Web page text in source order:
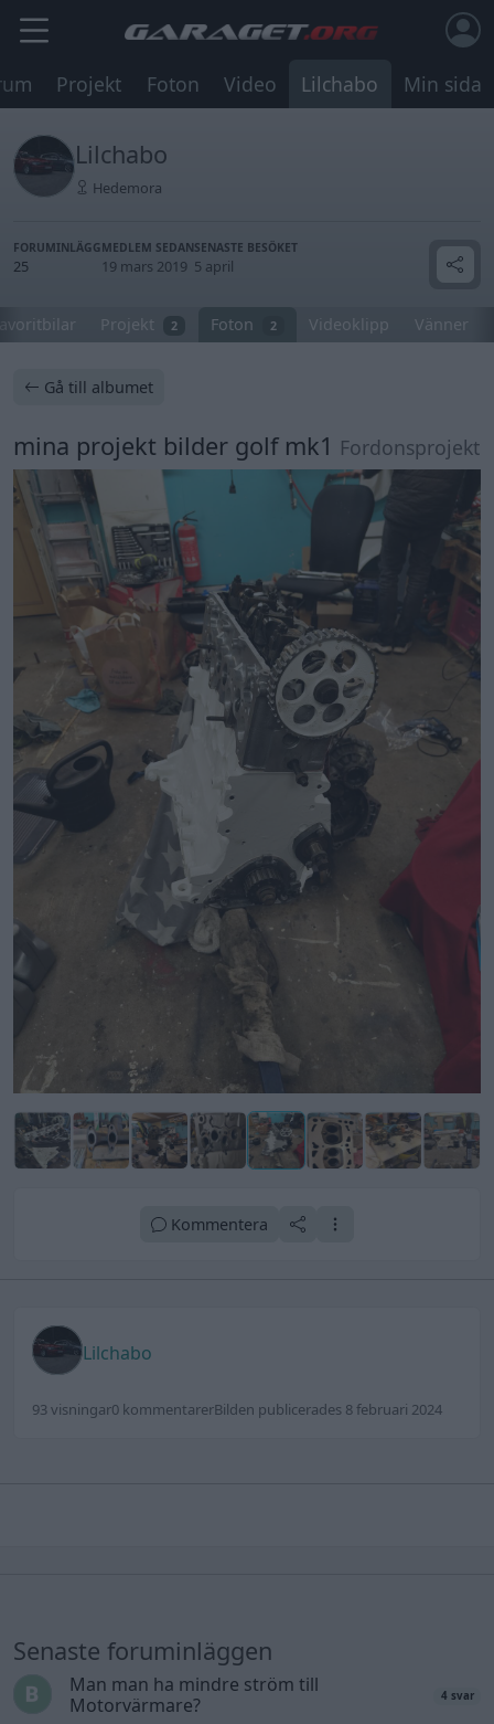
Projekt Foton Video Lilchabo Min sida
Lilchabo
Hedemora
FORUMINLÄGG
25
MEDLEM SEDAN
19 mars 2019
SENASTE BESÖKET
5 april
Projekt 2 Foton 2 Videoklipp Vänner
Gå till albumet
mina projekt bilder golf mk1 Fordonsprojekt
Kommentera
Lilchabo
93 visningar0 kommentarerBilden publicerades 8 februari 2024
Senaste foruminläggen
Man man ha mindre ström till
Motorvärmare?
4 svar